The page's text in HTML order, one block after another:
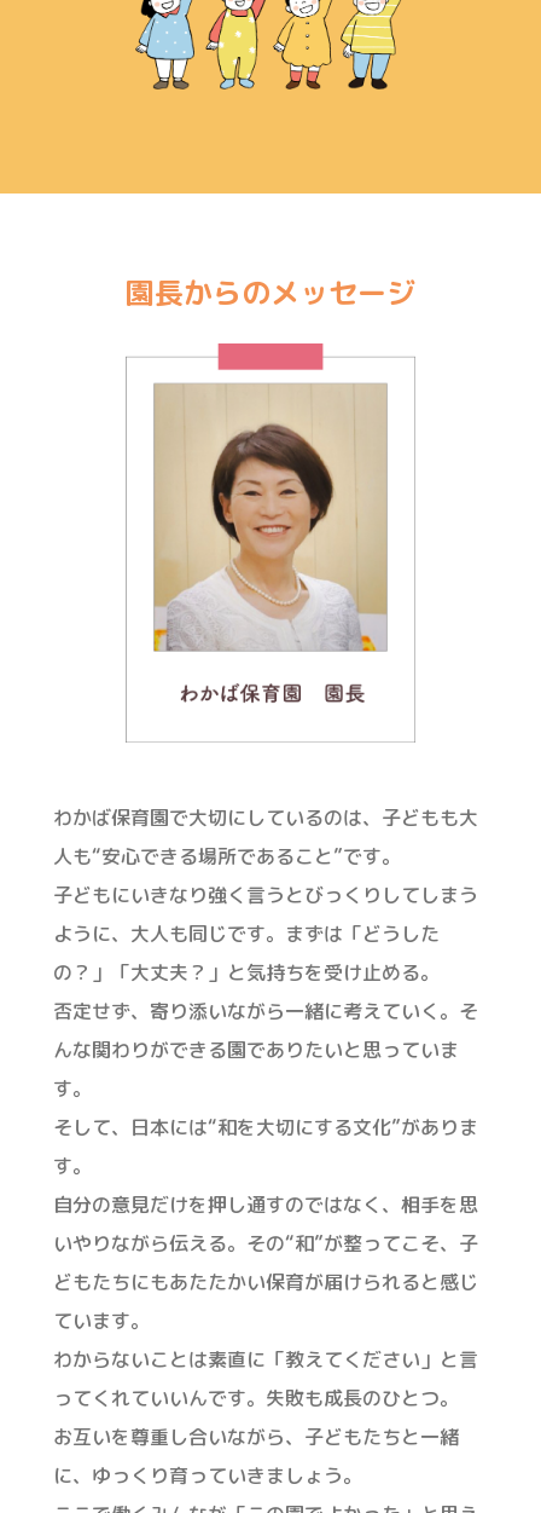
園長からのメッセージ
わかば保育園で大切にしているのは、子どもも大
人も“安心できる場所であること”です。
子どもにいきなり強く言うとびっくりしてしまう
ように、大人も同じです。まずは「どうした
の？」「大丈夫？」と気持ちを受け止める。
否定せず、寄り添いながら一緒に考えていく。そ
んな関わりができる園でありたいと思っていま
す。
そして、日本には“和を大切にする文化”がありま
す。
自分の意見だけを押し通すのではなく、相手を思
いやりながら伝える。その“和”が整ってこそ、子
どもたちにもあたたかい保育が届けられると感じ
ています。
わからないことは素直に「教えてください」と言
ってくれていいんです。失敗も成長のひとつ。
お互いを尊重し合いながら、子どもたちと一緒
に、ゆっくり育っていきましょう。
園長からのメッセージ